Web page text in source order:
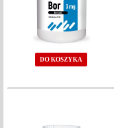
DO KOSZYKA